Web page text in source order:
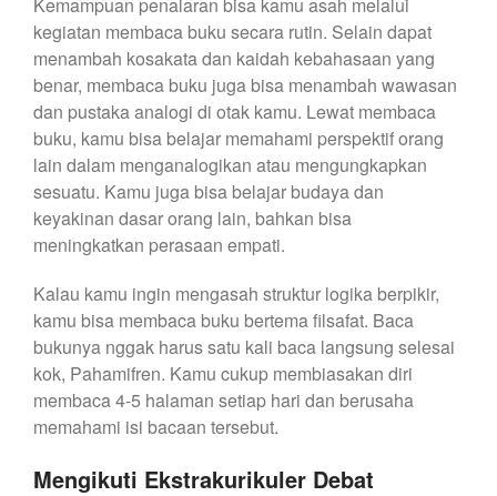
kegiatan membaca buku secara rutin. Selain dapat
menambah kosakata dan kaidah kebahasaan yang
benar, membaca buku juga bisa menambah wawasan
dan pustaka analogi di otak kamu. Lewat membaca
buku, kamu bisa belajar memahami perspektif orang
lain dalam menganalogikan atau mengungkapkan
sesuatu. Kamu juga bisa belajar budaya dan
keyakinan dasar orang lain, bahkan bisa
meningkatkan perasaan empati.
Kalau kamu ingin mengasah struktur logika berpikir,
kamu bisa membaca buku bertema filsafat. Baca
bukunya nggak harus satu kali baca langsung selesai
kok, Pahamifren. Kamu cukup membiasakan diri
membaca 4-5 halaman setiap hari dan berusaha
memahami isi bacaan tersebut.
Mengikuti Ekstrakurikuler Debat